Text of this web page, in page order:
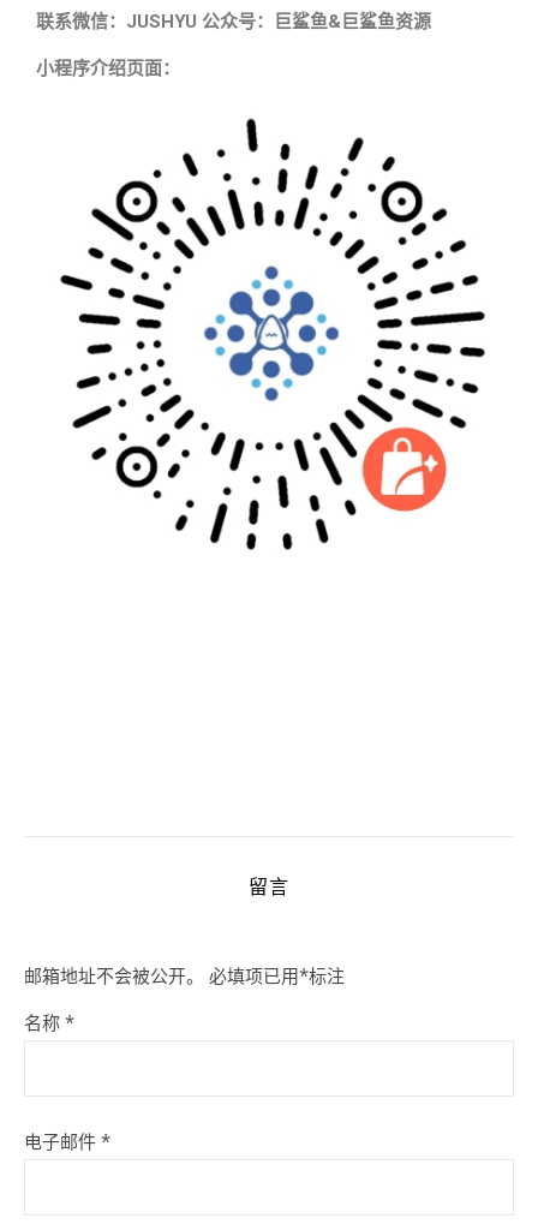
联系微信：JUSHYU 公众号：巨鲨鱼&巨鲨鱼资源
小程序介绍页面：
留言
邮箱地址不会被公开。 必填项已用*标注
名称 *
电子邮件 *